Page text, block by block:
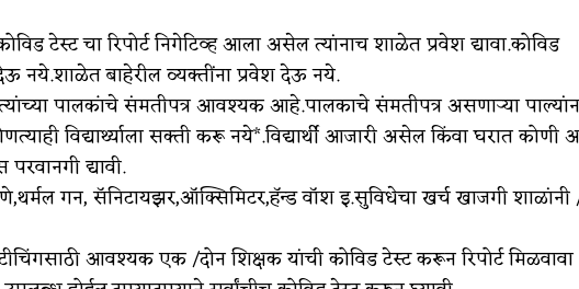
टेस्ट चा रिपोर्ट निगेटिव्ह आला असेल त्यांनाच शाळेत प्रवेश द्यावा.कोविड
नये.शाळेत बाहेरील व्यक्तींना प्रवेश देऊ नये.
त्यांच्या पालकांचे संमतीपत्र आवश्यक आहे.पालकाचे संमतीपत्र असणाऱ्या
विद्यार्थ्याला सक्ती करू नये*.विद्यार्थी आजारी असेल किंवा घरात कोणी
द्यावी.
गन, सॅनिटायझर,ऑक्सिमिटर,हॅन्ड वॉश इ.सुविधेचा खर्च खाजगी
आवश्यक एक /दोन शिक्षक यांची कोविड टेस्ट करून रिपोर्ट मिळवावा